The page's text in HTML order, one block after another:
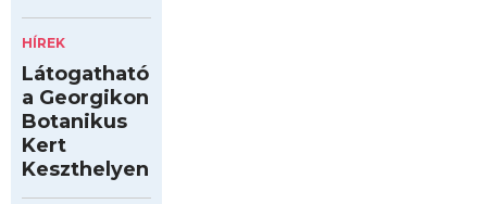
HÍREK
Látogatható
a Georgikon
Botanikus
Kert
Keszthelyen